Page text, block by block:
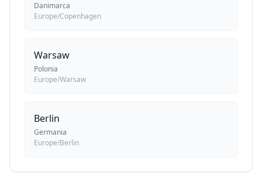
Danimarca
Europe/Copenhagen
Warsaw
Polonia
Europe/Warsaw
Berlin
Germania
Europe/Berlin